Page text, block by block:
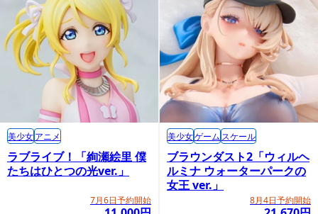
ラブライブ！「絢瀬絵里 僕
たちはひとつの光ver.」
7月6日予約開始
美少女アニメ
ブラウンダスト2「ウィルヘ
ルミナ ウォーターパークの
女王 ver.」
8月4日予約開始
美少女ゲーム スケール